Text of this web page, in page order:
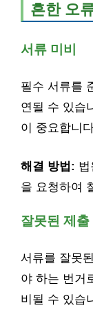
흔한 오
서류 미비
필수 서류를
연될 수 있습
이 중요합니
해결 방법:
을 요청하여
잘못된 제출
서류를 잘못
야 하는 번거
비될 수 있습